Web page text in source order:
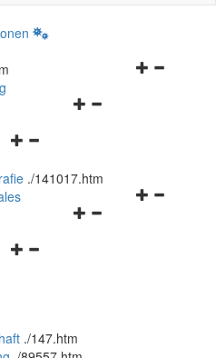
Navigationsmenü
Navigationsmenü
und
schließen
./141017.htm
Navigationsmenü
Navigationsmenü
./147.htm